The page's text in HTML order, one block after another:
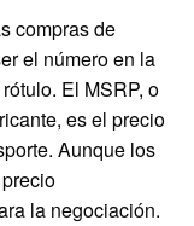
compras de
el número en la
El MSRP, o
es el precio
Aunque los
la negociación.